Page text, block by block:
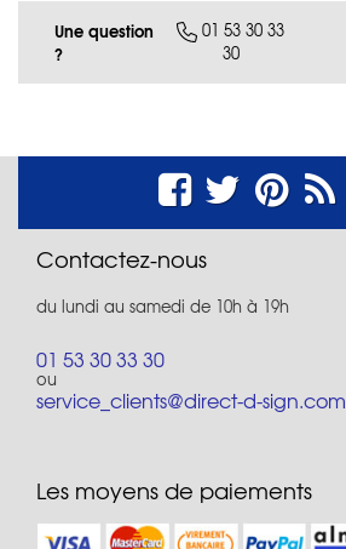
Une question
?
01 53 30 33
30
Contactez-nous
du lundi au samedi de 10h à 19h
01 53 30 33 30
ou
service_clients@direct-d-sign.com
Les moyens de paiements